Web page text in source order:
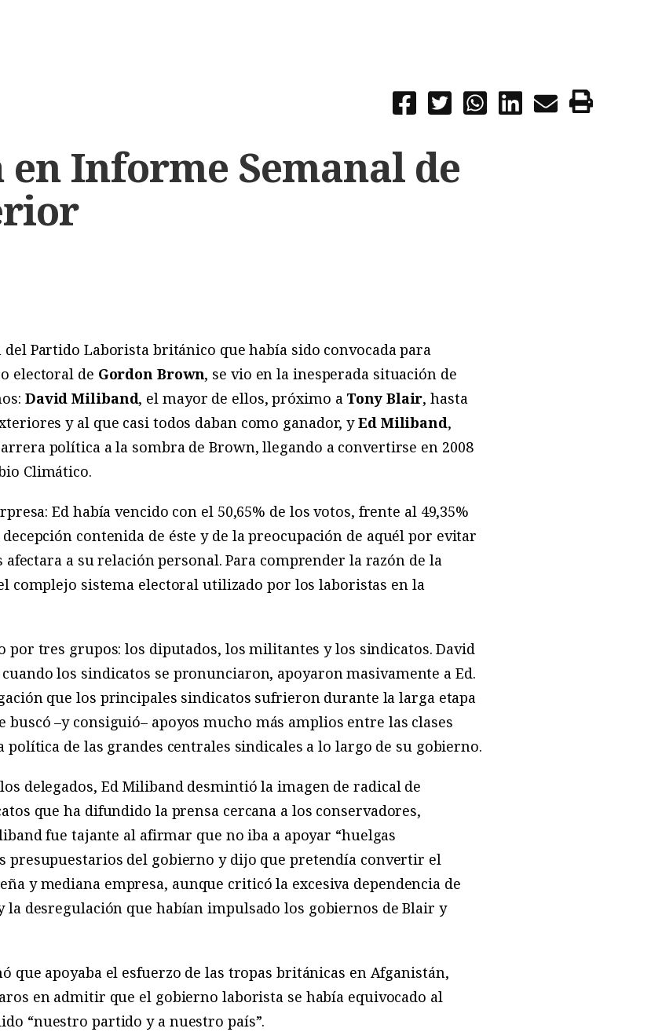
en Informe Semanal de
Partido Laborista británico que había sido convocada para
electoral de Gordon Brown, se vio en la inesperada situación de
David Miliband, el mayor de ellos, próximo a Tony Blair, hasta
y al que casi todos daban como ganador, yEd Miliband,
política a la sombra de Brown, llegando a convertirse en 2008
Climático.
Ed había vencido con el 50,65% de los votos, frente al 49,35%
contenida de éste y de la preocupación de aquél por evitar
a su relación personal. Para comprender la razón de la
complejo sistema electoral utilizado por los laboristas en la
por tres grupos: los diputados, los militantes y los sindicatos. David
los sindicatos se pronunciaron, apoyaron masivamente a Ed.
que los principales sindicatos sufrieron durante la larga etapa
buscó –y consiguió– apoyos mucho más amplios entre las clases
de las grandes centrales sindicales a lo largo de su gobierno.
delegados, Ed Miliband desmintió la imagen de radical de
que ha difundido la prensa cercana a los conservadores,
fue tajante al afirmar que no iba a apoyar “huelgas
presupuestarios del gobierno y dijo que pretendía convertir el
y mediana empresa, aunque criticó la excesiva dependencia de
la desregulación que habían impulsado los gobiernos de Blair y
que apoyaba el esfuerzo de las tropas británicas en Afganistán,
en admitir que el gobierno laborista se había equivocado al
“nuestro partido y a nuestro país”.